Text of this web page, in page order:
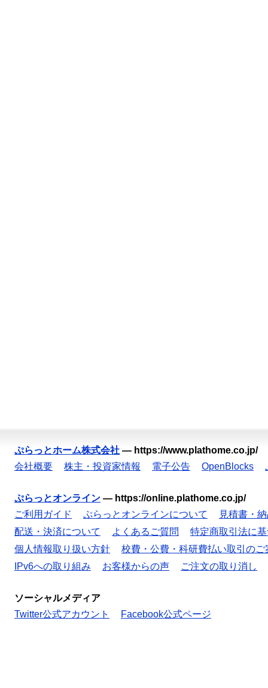
ぷらっとホーム株式会社 — https://www.plathome.co.jp/
会社概要
株主・投資家情報 電子公告 OpenBlocks
ぷらっとオンライン — https://online.plathome.co.jp/
ご利用ガイド
ぷらっとオンラインについて
見積書・
配送・決済について
よくあるご質問
特定商取引法に
個人情報取り扱い方針
校費・公費・科研費払い取引のご
IPv6への取り組み
お客様からの声 ご注文の取り消し
ソーシャルメディア
Twitter公式アカウント
Facebook公式ページ